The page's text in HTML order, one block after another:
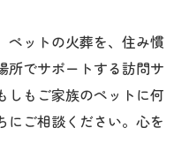
ペットの火葬を、住み慣
所でサポートする訪問サ
しもご家族のペットに何
にご相談ください。心を